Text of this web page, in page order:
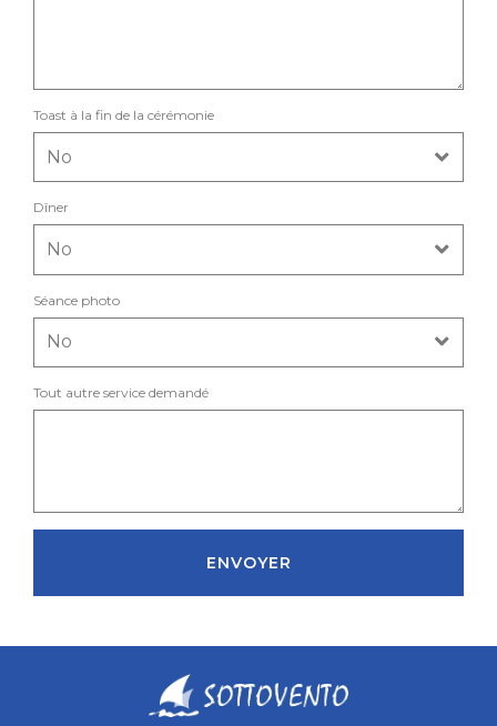
Toast à la fin de la cérémonie
Dîner
Séance photo
Tout autre service demandé
ENVOYER